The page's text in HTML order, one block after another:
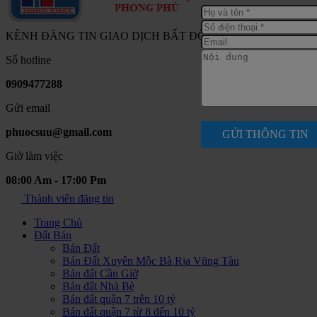
KÊNH ĐĂNG TIN GIAO DỊCH BẤT ĐỘNG SẢN NAM SÀI
Số hotline
0909477288
Gửi email
phuocsuu@gmail.com
Giờ làm việc
08:00 Am - 17:00 Pm
Thành viên đăng tin
Trang Chủ
Đất Bán
Bán Đất
Bán Đất Xuyên Mộc Bà Rịa Vũng Tàu
Bán đất Cần Giờ
Bán đất Nhà Bè
Bán đất quận 7 trên 10 tỷ
Bán đất quận 7 từ 8 đến 10 tỷ
GỬI THÔNG TIN